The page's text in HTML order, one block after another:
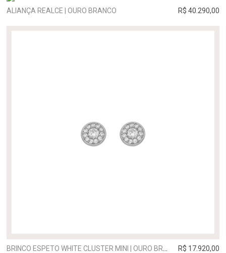
ALIANÇA REALCE | OURO BRANCO R$ 40.290,00
R$ 17.920,00